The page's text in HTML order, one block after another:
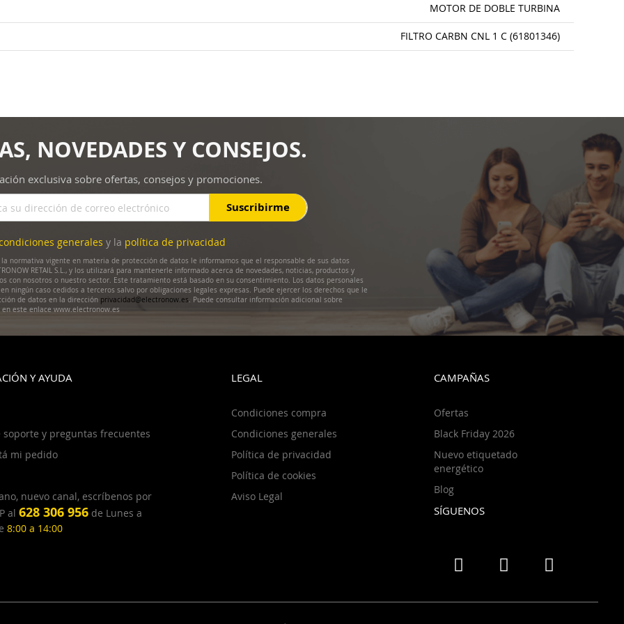
MOTOR DE DOBLE TURBINA
FILTRO CARBN CNL 1 C (61801346)
NOVEDADES Y CONSEJOS.
exclusiva sobre ofertas, consejos y promociones.
Suscribirme
generales y la política de privacidad
normativa vigente en materia de protección de datos le informamos que el responsable de sus datos
RETAIL S.L., y los utilizará para mantenerle informado acerca de novedades, noticias, productos y
con nosotros o nuestro sector. Este tratamiento está basado en su consentimiento. Los datos personales
ningún caso cedidos a terceros salvo por obligaciones legales expresas. Puede ejercer los derechos que le
de datos en la dirección privacidad@electronow.es. Puede consultar información adicional sobre
en este enlace www.electronow.es
Y AYUDA
soporte y preguntas frecuentes
mi pedido
nuevo canal, escríbenos por
al 628 306 956de Lunes a
8:00 a 14:00
LEGAL
Condiciones compra
Condiciones generales
Política de privacidad
Política de cookies
Aviso Legal
CAMPAÑAS
Ofertas
Black Friday 2026
Nuevo etiquetado
energético
Blog
SÍGUENOS